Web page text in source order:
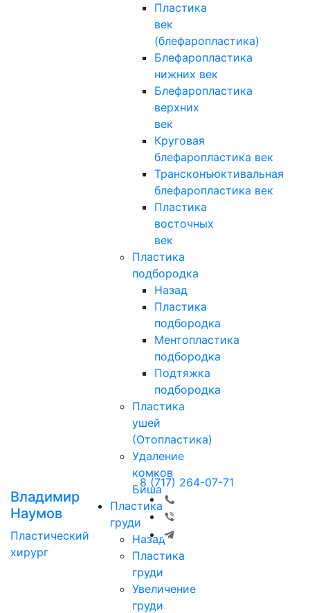
Владимир
Наумов
Пластический
хирург
Пластика
век
(блефаропластика)
Блефаропластика
нижних век
Блефаропластика
верхних
век
Круговая
блефаропластика век
Трансконъюктивальная
блефаропластика век
Пластика
восточных
век
Пластика
подбородка
Назад
Пластика
подбородка
Ментопластика
подбородка
Подтяжка
подбородка
Пластика
ушей
(Отопластика)
Удаление
комков
Биша
Пластика
груди
Назад
Пластика
груди
Увеличение
груди
8 (717) 264-07-71